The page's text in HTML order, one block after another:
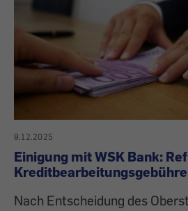
9.12.2025
Einigung mit WSK Bank:
Nach Entscheidung des